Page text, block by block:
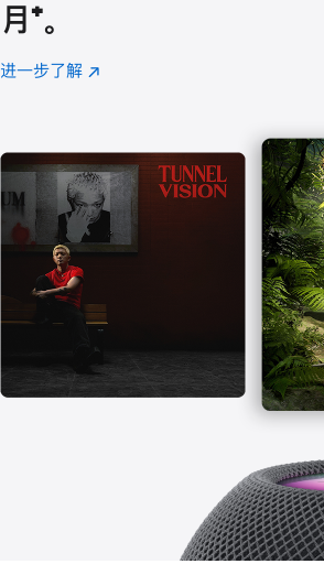
月 脚
注
⁺。
进一步了解 Apple
(在
口
中
打
开)